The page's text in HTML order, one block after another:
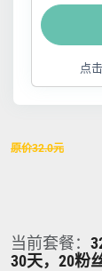
点
原价32.0元
当前套餐：
30天，20粉